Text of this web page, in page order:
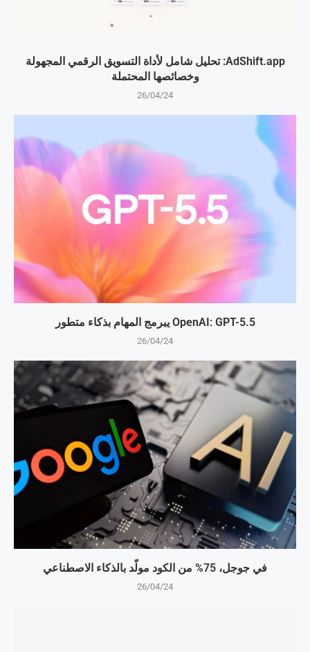
AdShift.app: تحليل شامل لأداة التسويق الرقمي المجهولة
وخصائصها المحتملة
26/04/24
OpenAI: GPT-5.5 يبرمج المهام بذكاء متطور
26/04/24
في جوجل، 75% من الكود مولّد بالذكاء الاصطناعي
26/04/24